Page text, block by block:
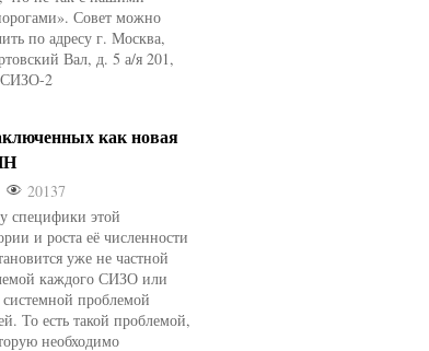
Совет можно
по адресу г. Москва,
Вал, д. 5 а/я 201,
2
как новая
20137
специфики этой
и роста её численности
уже не частной
каждого СИЗО или
проблемой
То есть такой проблемой,
необходимо